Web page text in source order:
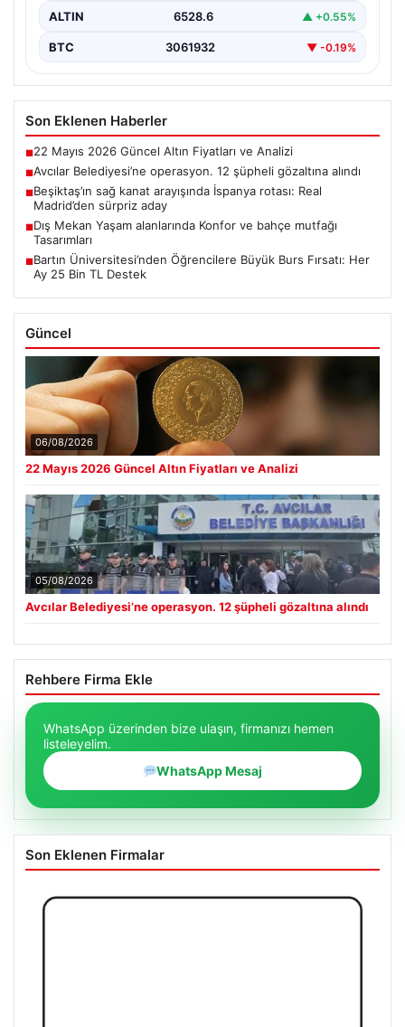
ALTIN 6528.6 ▲ +0.55%
BTC 3061932 ▼ -0.19%
Son Eklenen Haberler
■22 Mayıs 2026 Güncel Altın Fiyatları ve Analizi
■Avcılar Belediyesi’ne operasyon. 12 şüpheli gözaltına alındı
■Beşiktaş’ın sağ kanat arayışında İspanya rotası: Real
Madrid’den sürpriz aday
■Dış Mekan Yaşam alanlarında Konfor ve bahçe mutfağı
Tasarımları
■Bartın Üniversitesi’nden Öğrencilere Büyük Burs Fırsatı: Her
Ay 25 Bin TL Destek
Güncel
06/08/2026
22 Mayıs 2026 Güncel Altın Fiyatları ve Analizi
05/08/2026
Avcılar Belediyesi’ne operasyon. 12 şüpheli gözaltına alındı
Rehbere Firma Ekle
WhatsApp üzerinden bize ulaşın, firmanızı hemen
listeleyelim.
WhatsApp Mesaj
Son Eklenen Firmalar